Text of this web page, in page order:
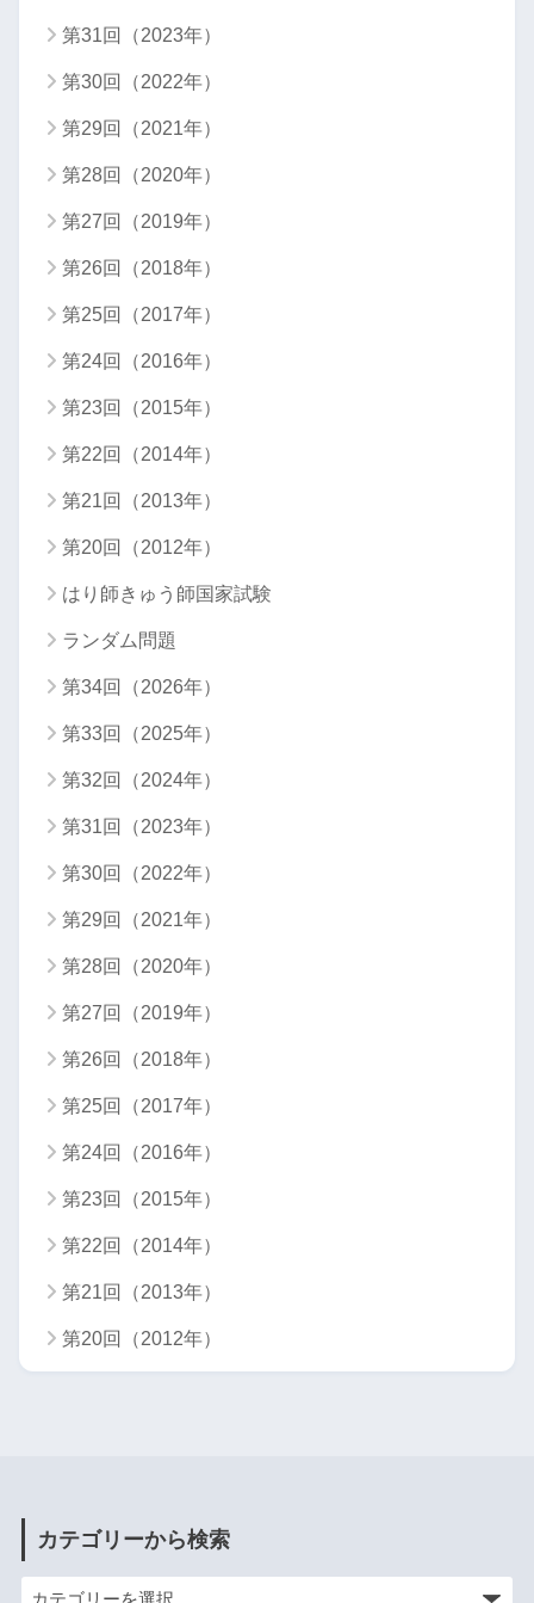
第31回（2023年）
第30回（2022年）
第29回（2021年）
第28回（2020年）
第27回（2019年）
第26回（2018年）
第25回（2017年）
第24回（2016年）
第23回（2015年）
第22回（2014年）
第21回（2013年）
第20回（2012年）
はり師きゅう師国家試験
ランダム問題
第34回（2026年）
第33回（2025年）
第32回（2024年）
第31回（2023年）
第30回（2022年）
第29回（2021年）
第28回（2020年）
第27回（2019年）
第26回（2018年）
第25回（2017年）
第24回（2016年）
第23回（2015年）
第22回（2014年）
第21回（2013年）
第20回（2012年）
カテゴリーから検索